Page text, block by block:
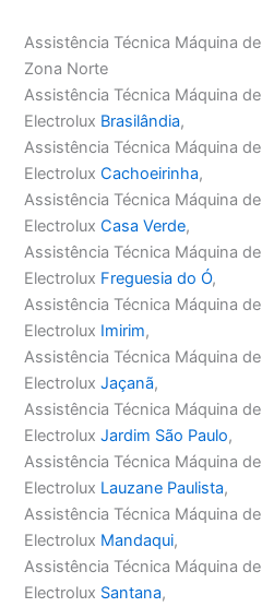
Assistência Técnica Máquina
Zona Norte
Assistência Técnica Máquina
Electrolux Brasilândia,
Assistência Técnica Máquina
ElectroluxCachoeirinha,
Assistência Técnica Máquina
ElectroluxCasa Verde,
Assistência Técnica Máquina
Electrolux Freguesia do Ó,
Assistência Técnica Máquina
Electrolux Imirim,
Assistência Técnica Máquina
ElectroluxJaçanã,
Assistência Técnica Máquina
ElectroluxJardim São Paulo,
Assistência Técnica Máquina
Electrolux Lauzane Paulista,
Assistência Técnica Máquina
Electrolux Mandaqui,
Assistência Técnica Máquina
Electrolux Santana,